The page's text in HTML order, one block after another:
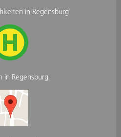
in Regensburg
in Regensburg